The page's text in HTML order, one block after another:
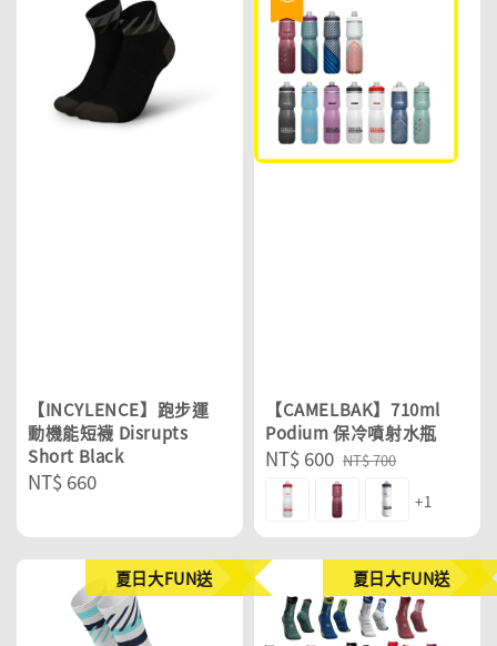
【INCYLENCE】跑步運
動機能短襪 Disrupts
Short Black
Regular
NT$ 660
【CAMELBAK】710ml
Podium 保冷噴射水瓶
Sale
price
NT$ 600 Regular
price
NT$ 700
+1
夏日大FUN送 夏日大FUN送